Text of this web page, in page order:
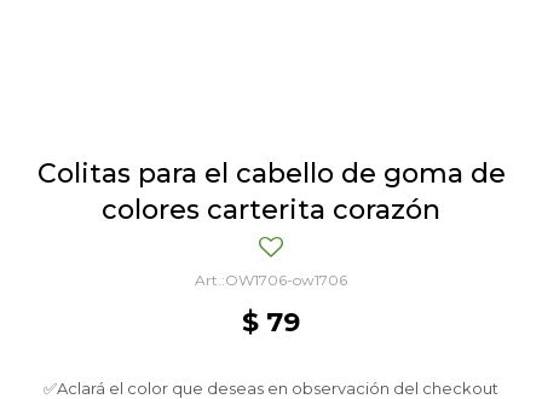
Colitas para el cabello de goma de
colores carterita corazón
OW1706-ow1706
$ 79
✅Aclará el color que deseas en observación del checkout